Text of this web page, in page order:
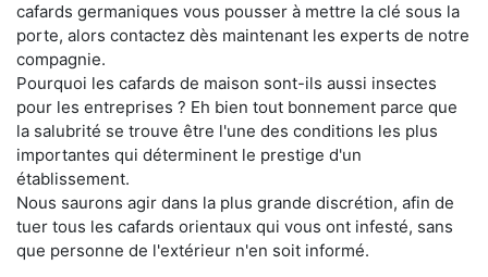
cafards germaniques vous pousser à mettre la clé sous la
porte, alors contactez dès maintenant les experts de notre
compagnie.
Pourquoi les cafards de maison sont-ils aussi insectes
pour les entreprises ? Eh bien tout bonnement parce que
la salubrité se trouve être l'une des conditions les plus
importantes qui déterminent le prestige d'un
établissement.
Nous saurons agir dans la plus grande discrétion, afin de
tuer tous les cafards orientaux qui vous ont infesté, sans
que personne de l'extérieur n'en soit informé.